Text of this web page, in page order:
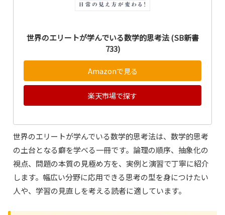
世界のエリートが学んでいる数学的思考法 (SB新書
733)
Amazonで見る
楽天市場で探す
世界のエリートが学んでいる数学的思考法は、数学的思考
の土台となる癖を学べる一冊です。論理の順序、抽象化の
視点、問題の本質の見極め方を、実例と演習で丁寧に紹介
します。幅広い分野に応用できる思考の型を身につけたい
人や、学習の見直しを考える読者に適しています。